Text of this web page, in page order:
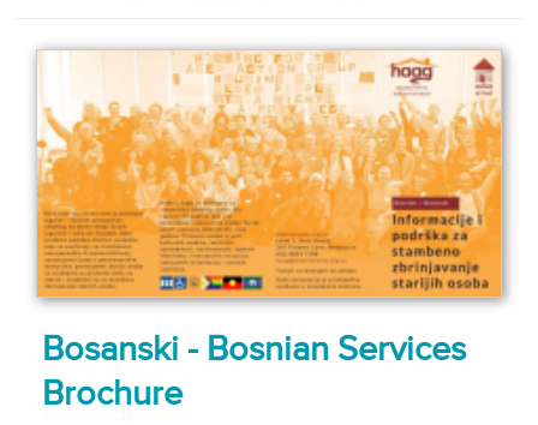
Bosanski - Bosnian Services
Brochure